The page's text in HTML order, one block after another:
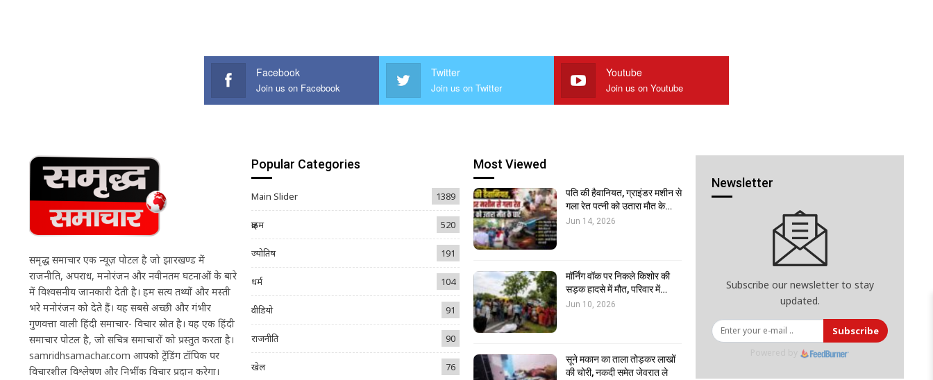
Facebook
Join us on Facebook
Twitter
Join us on Twitter
Youtube
Join us on Youtube
समृद्ध समाचार एक न्यूज़ पोर्टल है जो झारखण्ड में
राजनीति, अपराध, मनोरंजन और नवीनतम घटनाओं के बारे
में विश्वसनीय जानकारी देती है। हम सत्य तथ्यों और मस्ती
भरे मनोरंजन को देते हैं। यह सबसे अच्छी और गंभीर
गुणवत्ता वाली हिंदी समाचार- विचार स्रोत है। यह एक हिंदी
समाचार पोर्टल है, जो सचित्र समाचारों को प्रस्तुत करता है।
samridhsamachar.com आपको ट्रेंडिंग टॉपिक पर
विचारशील विश्लेषण और निर्भीक विचार प्रदान करेगा।
Popular Categories
Main Slider 1389
क्राइम 520
ज्योतिष 191
धर्म 104
वीडियो 91
राजनीति 90
खेल 76
Most Viewed
पति की हैवानियत, ग्राइंडर मशीन से
गला रेत पत्नी को उतारा मौत के…
Jun 14, 2026
मॉर्निंग वॉक पर निकले किशोर की
सड़क हादसे में मौत, परिवार में…
Jun 10, 2026
सूने मकान का ताला तोड़कर लाखों
की चोरी, नकदी समेत जेवरात ले
Newsletter
Subscribe our newsletter to stay
updated.
Subscribe